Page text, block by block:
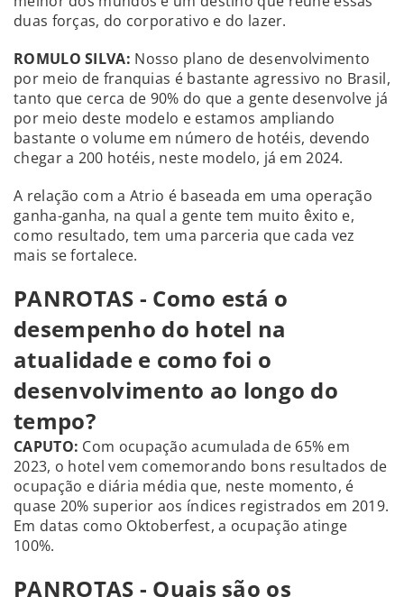
duas forças, do corporativo e do lazer.
ROMULO SILVA: Nosso plano de desenvolvimento
por meio de franquias é bastante agressivo no Brasil,
tanto que cerca de 90% do que a gente desenvolve já
por meio deste modelo e estamos ampliando
bastante o volume em número de hotéis, devendo
chegar a 200 hotéis, neste modelo, já em 2024.
A relação com a Atrio é baseada em uma operação
ganha-ganha, na qual a gente tem muito êxito e,
como resultado, tem uma parceria que cada vez
mais se fortalece.
PANROTAS - Como está o
desempenho do hotel na
atualidade e como foi o
desenvolvimento ao longo do
tempo?
CAPUTO: Com ocupação acumulada de 65% em
2023, o hotel vem comemorando bons resultados de
ocupação e diária média que, neste momento, é
quase 20% superior aos índices registrados em 2019.
Em datas como Oktoberfest, a ocupação atinge
100%.
PANROTAS - Quais são os